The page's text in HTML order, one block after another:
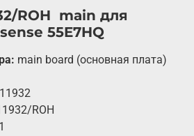
ROH main для
55E7HQ
main board (основная плата)
ROH